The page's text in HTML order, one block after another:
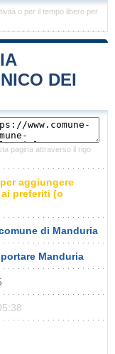
o per il tempo libero per
DEI
pagina attraverso il rigo
aggiungere
preferiti (o
di Manduria
Manduria